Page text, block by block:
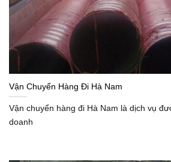
Vận Chuyển Hàng Đi Hà Nam
Vận chuyển hàng đi Hà Nam là dịch vụ
doanh